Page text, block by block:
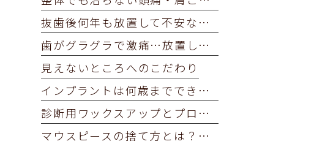
抜歯後何年も放置して不安な方へ。今からできる治療と通院の目安
歯がグラグラで激痛…放置しても残せる？抜歯を判断する3つの基準
見えないところへのこだわり
インプラントは何歳までできる？ 年齢制限と治療の考え方
診断用ワックスアップとプロビジョナルレストレーション
マウスピースの捨て方とは？ インビザラインを使い終わったらどうする？